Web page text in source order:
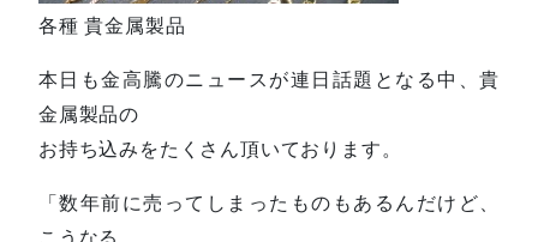
各種 貴金属製品
本日も金高騰のニュースが連日話題となる中、貴
金属製品の
お持ち込みをたくさん頂いております。
「数年前に売ってしまったものもあるんだけど、
こうなる